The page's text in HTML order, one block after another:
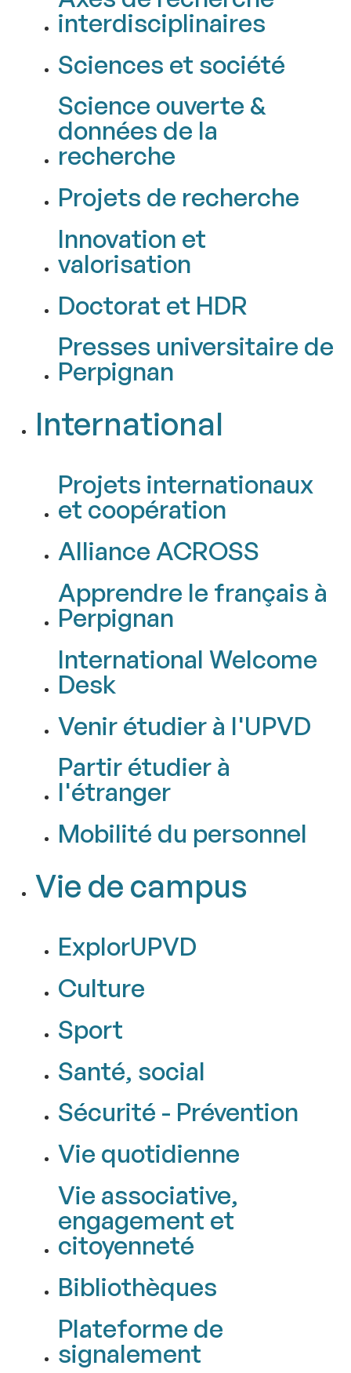
interdisciplinaires
Sciences et société
Science ouverte &
données de la
recherche
Projets de recherche
Innovation et
valorisation
Doctorat et HDR
Presses universitaire de
Perpignan
International
Projets internationaux
et coopération
Alliance ACROSS
Apprendre le français à
Perpignan
International Welcome
Desk
Venir étudier à l'UPVD
Partir étudier à
l'étranger
Mobilité du personnel
Vie de campus
ExplorUPVD
Culture
Sport
Santé, social
Sécurité - Prévention
Vie quotidienne
Vie associative,
engagement et
citoyenneté
Bibliothèques
Plateforme de
signalement